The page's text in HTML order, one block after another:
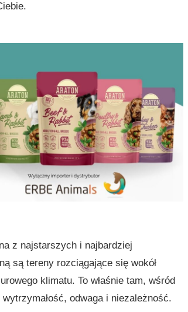
z najstarszych i najbardziej
są tereny rozciągające się wokół
klimatu. To właśnie tam, wśród
odwaga i niezależność.